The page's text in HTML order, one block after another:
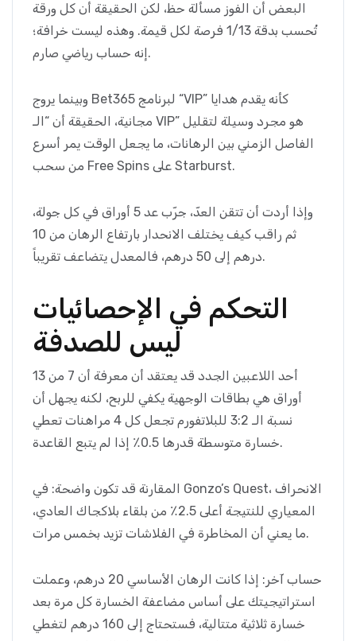
البعض أن الفوز مسألة حظ، لكن الحقيقة أن كل ورقة
تُحسب بدقة 1/13 فرصة لكل قيمة. وهذه ليست خرافة؛
إنه حساب رياضي صارم.
وبينما يروج Bet365 لبرنامج “VIP” كأنه يقدم هدايا
مجانية، الحقيقة أن “الـ VIP” هو مجرد وسيلة لتقليل
الفاصل الزمني بين الرهانات، ما يجعل الوقت يمر أسرع
من سحب Free Spins على Starburst.
وإذا أردت أن تتقن العدّ، جرّب عد 5 أوراق في كل جولة،
ثم راقب كيف يختلف الانحدار بارتفاع الرهان من 10
درهم إلى 50 درهم، فالمعدل يتضاعف تقريباً.
التحكم في الإحصائيات
ليس للصدفة
أحد اللاعبين الجدد قد يعتقد أن معرفة أن 7 من 13
أوراق هي بطاقات الوجهية يكفي للربح، لكنه يجهل أن
نسبة الـ 3:2 للبلاتفورم تجعل كل 4 مراهنات تعطي
خسارة متوسطة قدرها 0.5٪ إذا لم يتبع القاعدة.
المقارنة قد تكون واضحة: في Gonzo’s Quest، الانحراف
المعياري للنتيجة أعلى 2.5٪ من بلقاء بلاكجاك العادي،
ما يعني أن المخاطرة في الفلاشات تزيد بخمس مرات.
حساب آخر: إذا كانت الرهان الأساسي 20 درهم، وعملت
استراتيجيتك على أساس مضاعفة الخسارة كل مرة بعد
خسارة ثلاثية متتالية، فستحتاج إلى 160 درهم لتغطي